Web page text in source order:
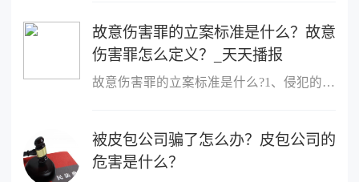
故意伤害罪的立案标准是什么？故意
伤害罪怎么定义？_天天播报
故意伤害罪的立案标准是什么?1、侵犯的客体是他人的身体健康权;2、
被皮包公司骗了怎么办？皮包公司的
危害是什么？